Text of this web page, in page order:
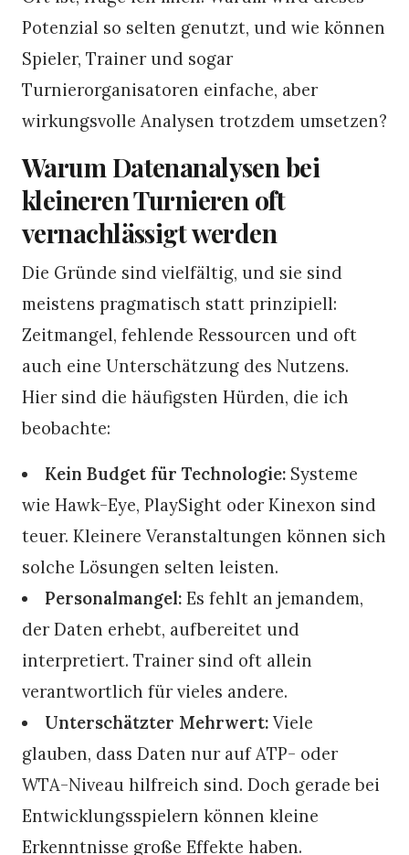
Potenzial so selten genutzt, und wie können
Spieler, Trainer und sogar
Turnierorganisatoren einfache, aber
wirkungsvolle Analysen trotzdem umsetzen?
Warum Datenanalysen bei
kleineren Turnieren oft
vernachlässigt werden
Die Gründe sind vielfältig, und sie sind
meistens pragmatisch statt prinzipiell:
Zeitmangel, fehlende Ressourcen und oft
auch eine Unterschätzung des Nutzens.
Hier sind die häufigsten Hürden, die ich
beobachte:
Kein Budget für Technologie: Systeme
wie Hawk-Eye, PlaySight oder Kinexon sind
teuer. Kleinere Veranstaltungen können sich
solche Lösungen selten leisten.
Personalmangel: Es fehlt an jemandem,
der Daten erhebt, aufbereitet und
interpretiert. Trainer sind oft allein
verantwortlich für vieles andere.
Unterschätzter Mehrwert: Viele
glauben, dass Daten nur auf ATP- oder
WTA-Niveau hilfreich sind. Doch gerade bei
Entwicklungsspielern können kleine
Erkenntnisse große Effekte haben.